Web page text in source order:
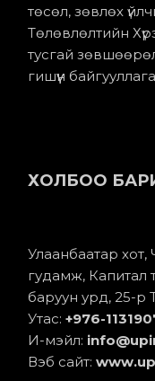
төсөл, зөвлөх
Төлөвлөлтийн
тусгай
гишүүн
ХОЛБОО
Улаанбаатар хот,
гудамж, Капитал
баруун урд, 25-р
Утас:+976-11
И-мэйл:
Вэб сайт: